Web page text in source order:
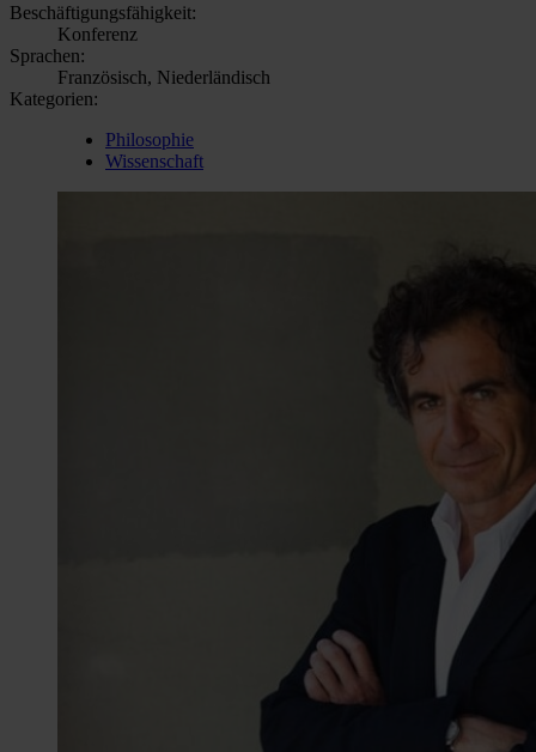
Beschäftigungsfähigkeit:
Konferenz
Sprachen:
Französisch, Niederländisch
Kategorien:
Philosophie
Wissenschaft